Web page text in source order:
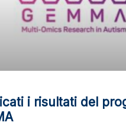
i risultati del